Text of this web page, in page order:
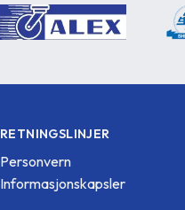
RETNINGSLINJER
Personvern
Informasjonskapsler